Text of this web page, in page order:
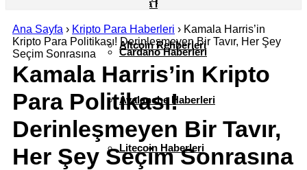
Solana Haberleri
Cardano Haberleri
Avalanche Haberleri
Litecoin Haberleri
Altcoin Rehberleri
Ana Sayfa › Kripto Para Haberleri › Kamala Harris’in
Kripto Para Politikası! Derinleşmeyen Bir Tavır, Her Şey
Seçim Sonrasına
Kamala Harris’in Kripto
Para Politikası!
Derinleşmeyen Bir Tavır,
Her Şey Seçim Sonrasına